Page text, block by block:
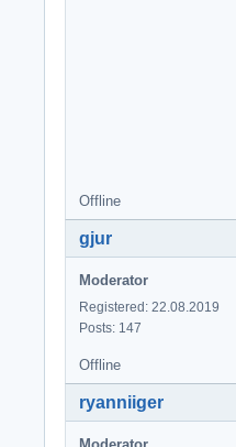
Offline
gjur
Moderator
Registered: 22.08.2019
Posts: 147
Offline
ryanniiger